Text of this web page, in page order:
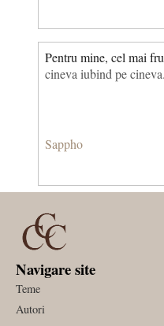
Pentru mine, cel mai
cineva iubind pe
Sappho
Navigare site
Teme
Autori